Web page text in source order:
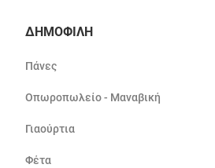
ΔΗΜΟΦΙΛΗ
Πάνες
Οπωροπωλείο - Μαναβική
Γιαούρτια
Φέτα